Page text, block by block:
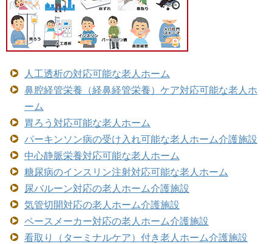
人工透析の対応可能な老人ホーム
鼻腔経管栄養（経鼻経管栄養）ケア対応可能な老人ホ
ーム
胃ろう対応可能な老人ホーム
パーキンソン病の受け入れ可能な老人ホーム介護施設
中心静脈栄養対応可能な老人ホーム
糖尿病のインスリン注射対応可能な老人ホーム
尿バルーン対応の老人ホーム介護施設
気管切開対応の老人ホーム介護施設
ペースメーカー対応の老人ホーム介護施設
看取り（ターミナルケア）付き老人ホーム介護施設